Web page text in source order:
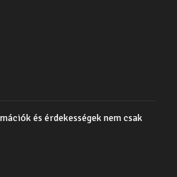
és érdekességek nem csak